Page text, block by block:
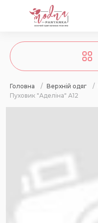
Головна / Верхній одяг /
Пуховик "Аделіна" А12